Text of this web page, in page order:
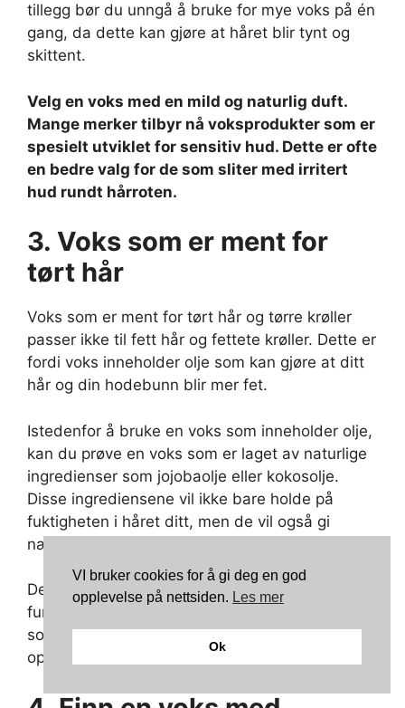
tillegg bør du unngå å bruke for mye voks på én
gang, da dette kan gjøre at håret blir tynt og
skittent.
Velg en voks med en mild og naturlig duft.
Mange merker tilbyr nå voksprodukter som er
spesielt utviklet for sensitiv hud. Dette er ofte
en bedre valg for de som sliter med irritert
hud rundt hårroten.
3. Voks som er ment for
tørt hår
Voks som er ment for tørt hår og tørre krøller
passer ikke til fett hår og fettete krøller. Dette er
fordi voks inneholder olje som kan gjøre at ditt
hår og din hodebunn blir mer fet.
Istedenfor å bruke en voks som inneholder olje,
kan du prøve en voks som er laget av naturlige
ingredienser som jojobaolje eller kokosolje.
Disse ingrediensene vil ikke bare holde på
fuktigheten i håret ditt, men de vil også gi
næring til håret ditt og hodebunnen.
Det er viktig å huske at det ikke er en voks som
fungerer for alle. Det er viktig å velge en voks
som passer til ditt hårtype, slik at du ikke ender
opp med et klissete, oljete mess.
VI bruker cookies for å gi deg en god
opplevelse på nettsiden. Les mer
Ok